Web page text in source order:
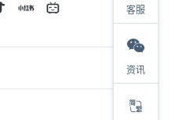
客服
资讯